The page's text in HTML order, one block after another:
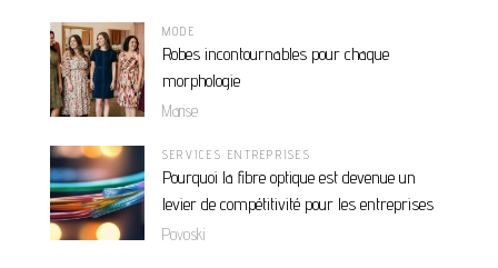
MODE
Robes incontournables pour chaque
morphologie
Marise
SERVICES ENTREPRISES
Pourquoi la fibre optique est devenue un
levier de compétitivité pour les entreprises
Povoski